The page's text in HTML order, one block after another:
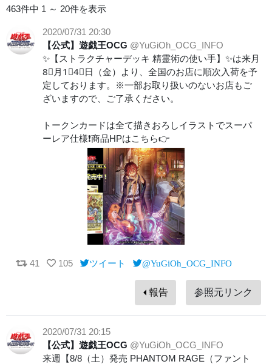
463件中 1 ～ 20件を表示
2020/07/31 20:30
【公式】遊戯王OCG @YuGiOh_OCG_INFO
✨【ストラクチャーデッキ 精霊術の使い手】✨は来月
8⃣月1⃣4⃣日（金）より、全国のお店に順次入荷を予
定しております。※一部お取り扱いのないお店もご
ざいますので、ご了承ください。
トークンカードは全て描きおろしイラストでスーパ
ーレア仕様❗️商品HPはこちら👉
41 105 ツイート @YuGiOh_OCG_INFO
報告 参照元リンク
2020/07/31 20:15
【公式】遊戯王OCG @YuGiOh_OCG_INFO
来週【8/8（土）発売 PHANTOM RAGE（ファント